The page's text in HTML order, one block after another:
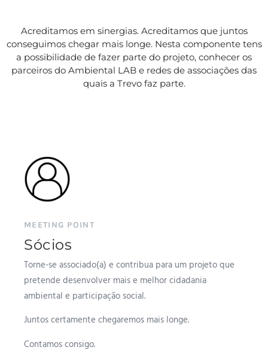
Acreditamos em sinergias. Acreditamos que juntos
conseguimos chegar mais longe. Nesta componente tens
a possibilidade de fazer parte do projeto, conhecer os
parceiros do Ambiental LAB e redes de associações das
quais a Trevo faz parte.
MEETING POINT
Sócios
Torne-se associado(a) e contribua para um projeto que
pretende desenvolver mais e melhor cidadania
ambiental e participação social.
Juntos certamente chegaremos mais longe.
Contamos consigo.